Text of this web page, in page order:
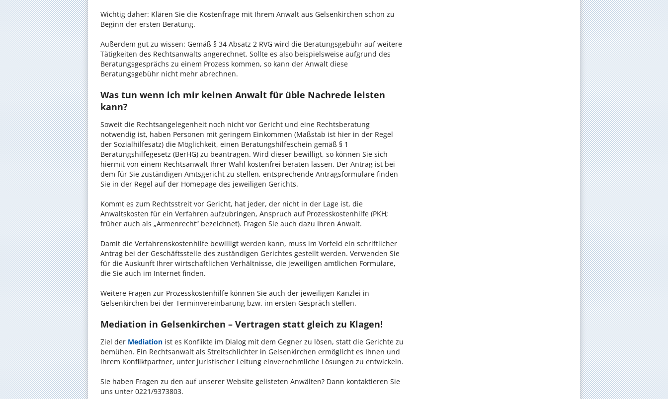
Wichtig daher: Klären Sie die Kostenfrage mit Ihrem Anwalt aus Gelsenkirchen schon zu
Beginn der ersten Beratung.
Außerdem gut zu wissen: Gemäß § 34 Absatz 2 RVG wird die Beratungsgebühr auf weitere
Tätigkeiten des Rechtsanwalts angerechnet. Sollte es also beispielsweise aufgrund des
Beratungsgesprächs zu einem Prozess kommen, so kann der Anwalt diese
Beratungsgebühr nicht mehr abrechnen.
Was tun wenn ich mir keinen Anwalt für üble Nachrede leisten
kann?
Soweit die Rechtsangelegenheit noch nicht vor Gericht und eine Rechtsberatung
notwendig ist, haben Personen mit geringem Einkommen (Maßstab ist hier in der Regel
der Sozialhilfesatz) die Möglichkeit, einen Beratungshilfeschein gemäß § 1
Beratungshilfegesetz (BerHG) zu beantragen. Wird dieser bewilligt, so können Sie sich
hiermit von einem Rechtsanwalt Ihrer Wahl kostenfrei beraten lassen. Der Antrag ist bei
dem für Sie zuständigen Amtsgericht zu stellen, entsprechende Antragsformulare finden
Sie in der Regel auf der Homepage des jeweiligen Gerichts.
Kommt es zum Rechtsstreit vor Gericht, hat jeder, der nicht in der Lage ist, die
Anwaltskosten für ein Verfahren aufzubringen, Anspruch auf Prozesskostenhilfe (PKH;
früher auch als „Armenrecht“ bezeichnet). Fragen Sie auch dazu Ihren Anwalt.
Damit die Verfahrenskostenhilfe bewilligt werden kann, muss im Vorfeld ein schriftlicher
Antrag bei der Geschäftsstelle des zuständigen Gerichtes gestellt werden. Verwenden Sie
für die Auskunft Ihrer wirtschaftlichen Verhältnisse, die jeweiligen amtlichen Formulare,
die Sie auch im Internet finden.
Weitere Fragen zur Prozesskostenhilfe können Sie auch der jeweiligen Kanzlei in
Gelsenkirchen bei der Terminvereinbarung bzw. im ersten Gespräch stellen.
Mediation in Gelsenkirchen – Vertragen statt gleich zu Klagen!
Ziel der Mediation ist es Konflikte im Dialog mit dem Gegner zu lösen, statt die Gerichte zu
bemühen. Ein Rechtsanwalt als Streitschlichter in Gelsenkirchen ermöglicht es Ihnen und
ihrem Konfliktpartner, unter juristischer Leitung einvernehmliche Lösungen zu entwickeln.
Sie haben Fragen zu den auf unserer Website gelisteten Anwälten? Dann kontaktieren Sie
uns unter 0221/9373803.